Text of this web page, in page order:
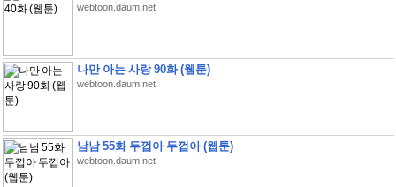
webtoon.daum.net
나만 아는 사랑 90화 (웹툰)
webtoon.daum.net
남남 55화 두껍아 두껍아 (웹툰)
webtoon.daum.net